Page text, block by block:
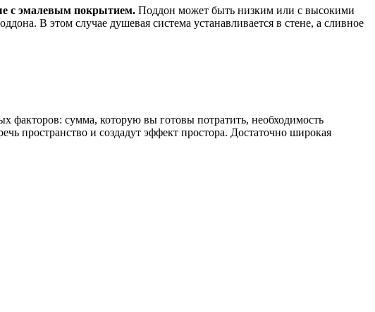
с эмалевым покрытием. Поддон может быть низким или с высокими
В этом случае душевая система устанавливается в стене, а сливное
факторов: сумма, которую вы готовы потратить, необходимость
пространство и создадут эффект простора. Достаточно широкая